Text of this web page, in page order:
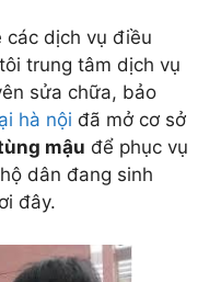
các dịch vụ điều
trung tâm dịch vụ
sửa chữa, bảo
hà nội đã mở cơ sở
mậu để phục vụ
dân đang sinh
đây.